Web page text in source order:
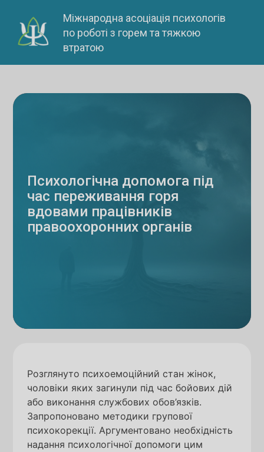
content
Міжнародна асоціація психологів
по роботі з горем та тяжкою
втратою
Психологічна допомога під
час переживання горя
вдовами працівників
правоохоронних органів
Розглянуто психоемоційний стан жінок,
чоловіки яких загинули під час бойових дій
або виконання службових обов’язків.
Запропоновано методики групової
психокорекції. Аргументовано необхідність
надання психологічної допомоги цим